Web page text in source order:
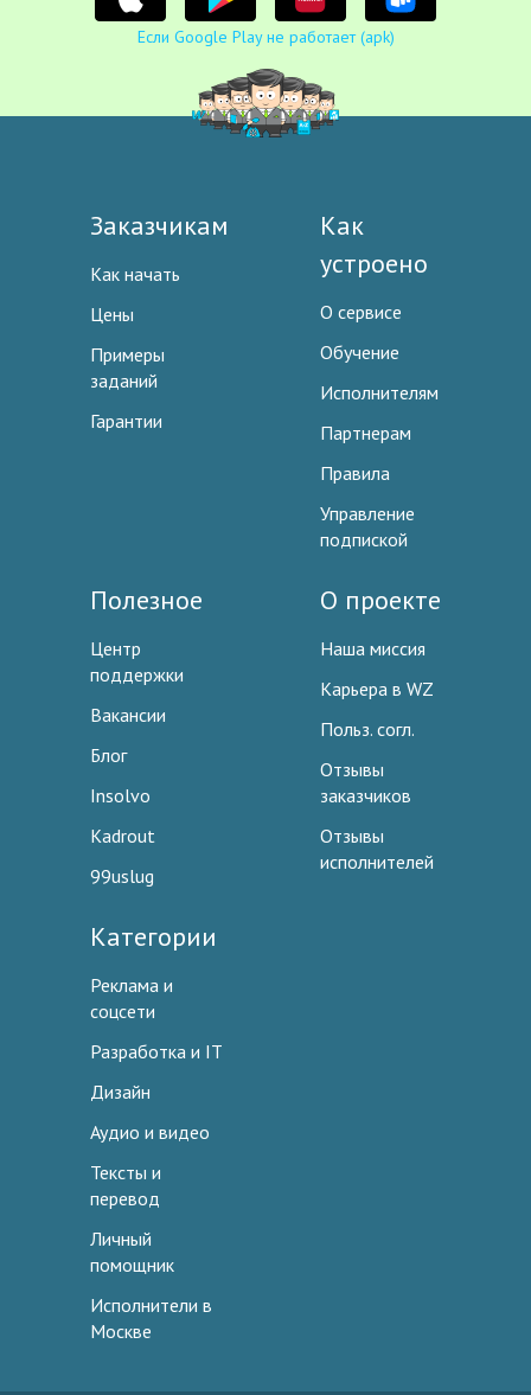
Если Google Play не работает (apk)
Заказчикам
Как начать
Цены
Примеры
заданий
Гарантии
Как
устроено
О сервисе
Обучение
Исполнителям
Партнерам
Правила
Управление
подпиской
Полезное
Центр
поддержки
Вакансии
Блог
Insolvo
Kadrout
99uslug
О проекте
Наша миссия
Карьера в WZ
Польз. согл.
Отзывы
заказчиков
Отзывы
исполнителей
Категории
Реклама и
соцсети
Разработка и IT
Дизайн
Аудио и видео
Тексты и
перевод
Личный
помощник
Исполнители в
Москве